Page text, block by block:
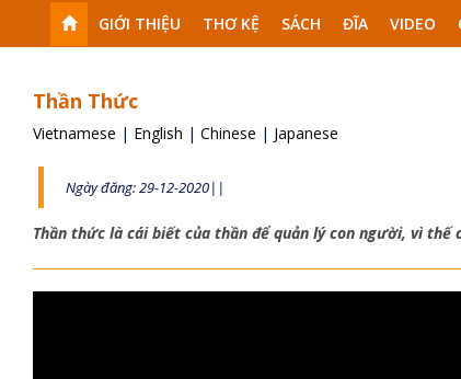
GIỚI THIỆU THƠ KỆ SÁCH ĐĨA VIDEO
Thần Thức
Vietnamese | English | Chinese | Japanese
Ngày đăng: 29-12-2020||
Thần thức là cái biết của thần để quản lý con người, vì